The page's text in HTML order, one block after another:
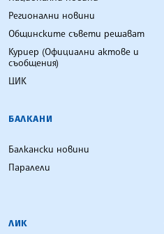
Регионални новини
Общинските съвети решават
Куриер (Официални актове и
съобщения)
ЦИК
БАЛКАНИ
Балкански новини
Паралели
ЛИК